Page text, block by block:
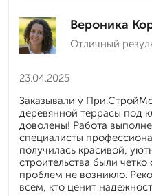
Вероника
Отличный
23.04.2025
Заказывали у
деревянной террасы под
доволены! Работа
специалисты
получилась красивой,
строительства были
проблем не возникло.
всем, кто ценит